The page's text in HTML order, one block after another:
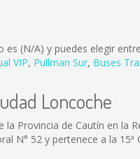
es (N/A) y puedes elegir
VIP, Pullman Sur, Buses
Loncoche
la Provincia de Cautín en la
N° 52 y pertenece a la